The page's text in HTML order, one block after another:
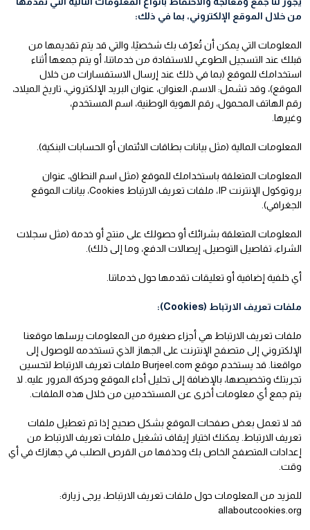
من خلال الموقع الإلكتروني، بما في ذلك:
المعلومات التي يمكن أن تُعرّف بك شخصيًا، والتي قد يتم تقديمها من
قبلك عند التسجيل الطوعي للاستفادة من خدماتنا، أو يتم جمعها أثناء
استخدامك للموقع (بما في ذلك عند إرسال الاستفسارات من خلال
الموقع)، وقد تشمل: الاسم، العنوان، عنوان البريد الإلكتروني، تاريخ الميلاد،
رقم الهاتف المحمول، رقم الهوية الوطنية، اسم المستخدم،
وغيرها.
المعلومات المالية (مثل بيانات بطاقات الائتمان أو الحسابات البنكية).
المعلومات المتعلقة باستخدامك للموقع (مثل اسم النطاق، عنوان
بروتوكول الإنترنت IP، ملفات تعريف الارتباط Cookies، بيانات الموقع
الجغرافي).
المعلومات المتعلقة بشرائك أو حصولك على منتج أو خدمة (مثل سجلات
الشراء، تفاصيل التوصيل، إيصالات الدفع، وما إلى ذلك).
أي خلفية إضافية أو تعليقات تقدمها حول خدماتنا.
ملفات تعريف الارتباط (Cookies):
ملفات تعريف الارتباط هي أجزاء صغيرة من المعلومات يرسلها موقعنا
الإلكتروني إلى متصفح الإنترنت على الجهاز الذي تستخدمه للوصول إلى
مواقعنا. قد يستخدم موقع Burjeel.com ملفات تعريف الارتباط لتحسين
تجربتك وتخصيصها، بالإضافة إلى تحليل أداء الموقع وحركة المرور عليه. لا
يتم جمع أي معلومات أخرى عن المستخدمين من خلال هذه الملفات.
قد لا تعمل بعض صفحات الموقع بشكل صحيح إذا تم تعطيل ملفات
تعريف الارتباط. يمكنك اختيار إيقاف تشغيل ملفات تعريف الارتباط من
إعدادات المتصفح الخاص بك وحذفها من القرص الصلب في جهازك في أي
وقت.
للمزيد من المعلومات حول ملفات تعريف الارتباط، يرجى زيارة:
allaboutcookies.org